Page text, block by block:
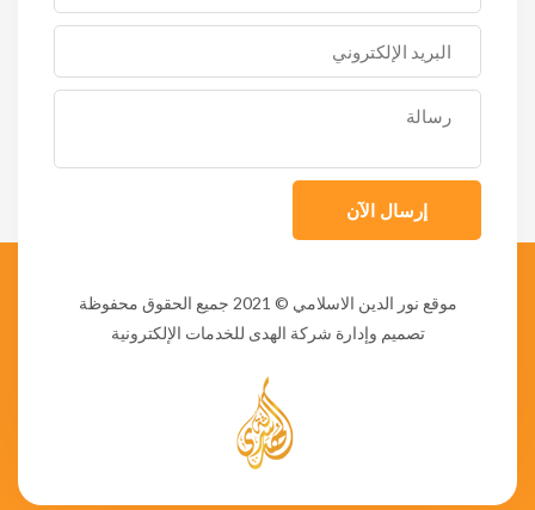
إرسال الآن
موقع نور الدين الاسلامي © 2021 جميع الحقوق محفوظة
تصميم وإدارة شركة الهدى للخدمات الإلكترونية